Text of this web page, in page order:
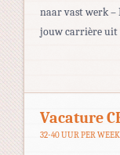
naar vast werk –
jouw carrière uit
Vacature
32-40 UUR PER WEEK